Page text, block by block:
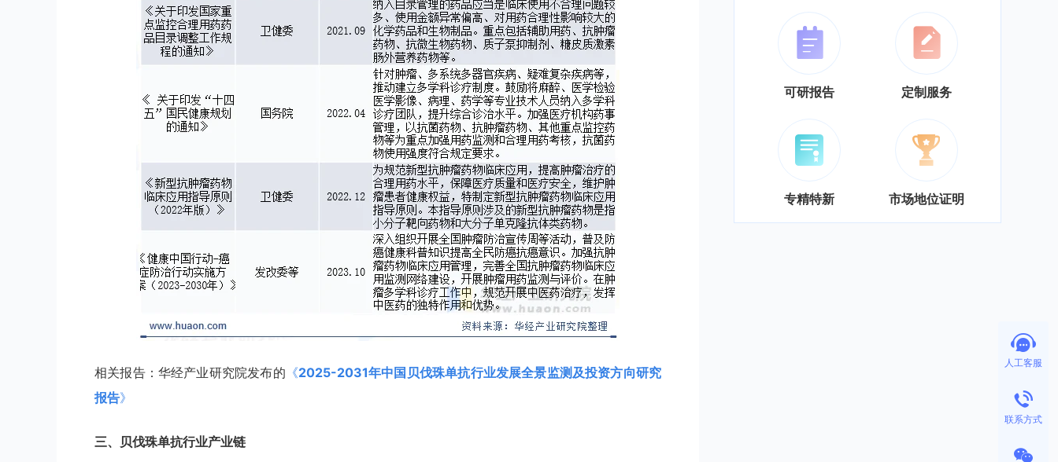
相关报告：华经产业研究院发布的 《2025-2031年中国贝伐珠单抗行业发展全景监测及投资方向研究
报告》
三、 贝伐珠单抗行业产业链
可研报告 定制服务
专精特新 市场地位证明
人工客服
联系方式